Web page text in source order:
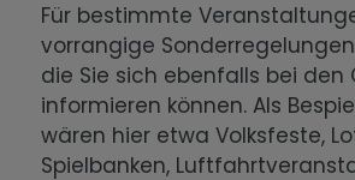
Für bestimmte
vorrangige
die Sie sich ebenfalls bei den
informieren können. Als
wären hier etwa Volksfeste,
Spielbanken,